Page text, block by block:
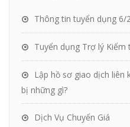
Thông tin tuyển dụng 6/
Tuyển dụng Trợ lý Kiểm
Lập hồ sơ giao dịch liên
bị những gì?
Dịch Vụ Chuyển Giá